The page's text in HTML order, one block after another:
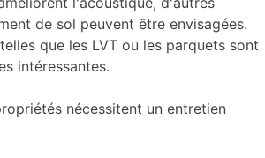
de sol peuvent être envisagées.
que les LVT ou les parquets sont
intéressantes.
nécessitent un entretien